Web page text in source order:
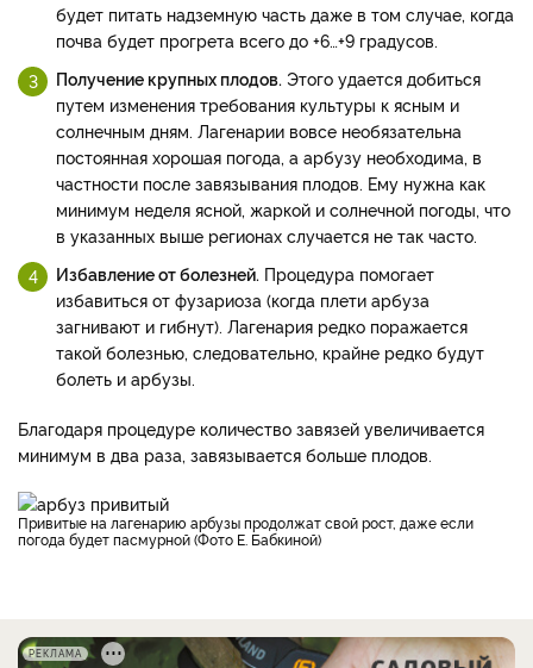
будет питать надземную часть даже в том случае, когда
почва будет прогрета всего до +6…+9 градусов.
Получение крупных плодов. Этого удается добиться
путем изменения требования культуры к ясным и
солнечным дням. Лагенарии вовсе необязательна
постоянная хорошая погода, а арбузу необходима, в
частности после завязывания плодов. Ему нужна как
минимум неделя ясной, жаркой и солнечной погоды, что
в указанных выше регионах случается не так часто.
Избавление от болезней. Процедура помогает
избавиться от фузариоза (когда плети арбуза
загнивают и гибнут). Лагенария редко поражается
такой болезнью, следовательно, крайне редко будут
болеть и арбузы.
Благодаря процедуре количество завязей увеличивается
минимум в два раза, завязывается больше плодов.
Привитые на лагенарию арбузы продолжат свой рост, даже если
погода будет пасмурной (Фото Е. Бабкиной)
РЕКЛАМА